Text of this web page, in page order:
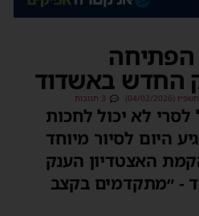
הפתיחה
החדש באשדוד
02/2026) 3 תגובות
לא יכול לחכות
היום לסיור מיוחד
האצטדיון הענק
- ״מתקדמים בקצב